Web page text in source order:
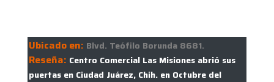
Ubicado en: Blvd. Teófilo Borunda 8681.
Reseña: Centro Comercial Las Misiones abrió sus
puertas en Ciudad Juárez, Chih. en Octubre del